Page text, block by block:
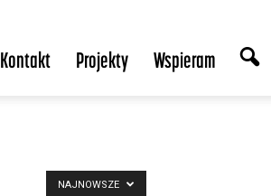
Kontakt Projekty Wspieram
NAJNOWSZE